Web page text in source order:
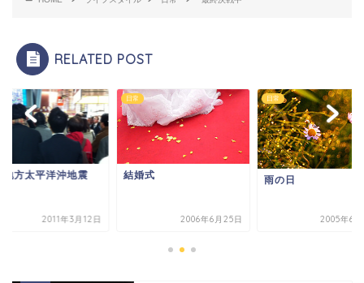
RELATED POST
地方太平洋沖地震
2011年3月12日
日常
結婚式
2006年6月25日
日常
雨の日
2005年6